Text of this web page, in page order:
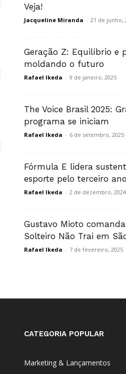
Veja!
Jacqueline Miranda - 21 de junho,
Geração Z: Equilíbrio e
moldando o futuro
Rafael Ikeda - 9 de janeiro, 2025
The Voice Brasil 2025:
programa se iniciam
Rafael Ikeda - 6 de setembro, 2025
Fórmula E lidera
esporte pelo terceiro
Rafael Ikeda - 2 de dezembro, 2024
Gustavo Mioto
Solteiro Não Trai em
Rafael Ikeda - 7 de fevereiro, 2025
CATEGORIA POPULAR
Marketing & Lançamentos